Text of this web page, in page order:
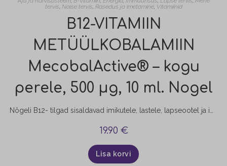
tervis, Naise tervis, Rasedus ja imetamine, Vitamiinid
B12-VITAMIIN
METÜÜLKOBALAMIIN
MecobalActive® – kogu
perele, 500 μg, 10 ml. Nogel
Nôgeli B12- tilgad sisaldavad imikutele, lastele, lapseootel ja imetavatele naistele turvaliseks peetavat metüülkobalamiini MecobalActive® kujul, mis on keskkonnasõbralikult valmistatud üks puhtamaid B12-vitamiini vorme.
19.90 €
Lisa korvi